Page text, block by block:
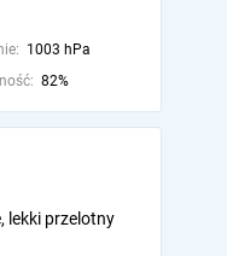
1003 hPa
82%
lekki przelotny